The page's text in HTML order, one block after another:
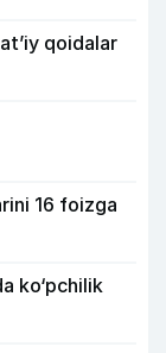
qoidalar
16 foizga
ko‘pchilik